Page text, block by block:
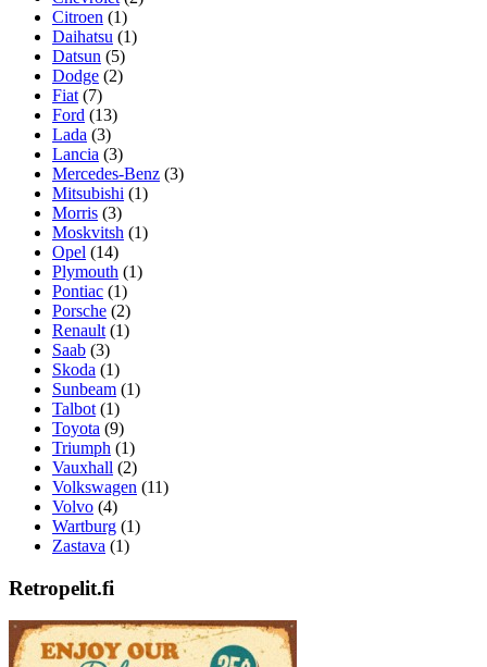
Citroen (1)
Daihatsu (1)
Datsun (5)
Dodge (2)
Fiat (7)
Ford (13)
Lada (3)
Lancia (3)
Mercedes-Benz (3)
Mitsubishi (1)
Morris (3)
Moskvitsh (1)
Opel (14)
Plymouth (1)
Pontiac (1)
Porsche (2)
Renault (1)
Saab (3)
Skoda (1)
Sunbeam (1)
Talbot (1)
Toyota (9)
Triumph (1)
Vauxhall (2)
Volkswagen (11)
Volvo (4)
Wartburg (1)
Zastava (1)
Retropelit.fi